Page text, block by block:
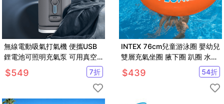
無線電動吸氣打氣機 便攜USB
鋰電池可照明充氣泵 可用真空
袋充氣墊游泳圈【SV61145】
$549 7折
INTEX 76cm兒童游泳圈 嬰幼兒
雙層充氣坐圈 腋下圈 趴圈 水上
必備【SV61105】
$439 54折